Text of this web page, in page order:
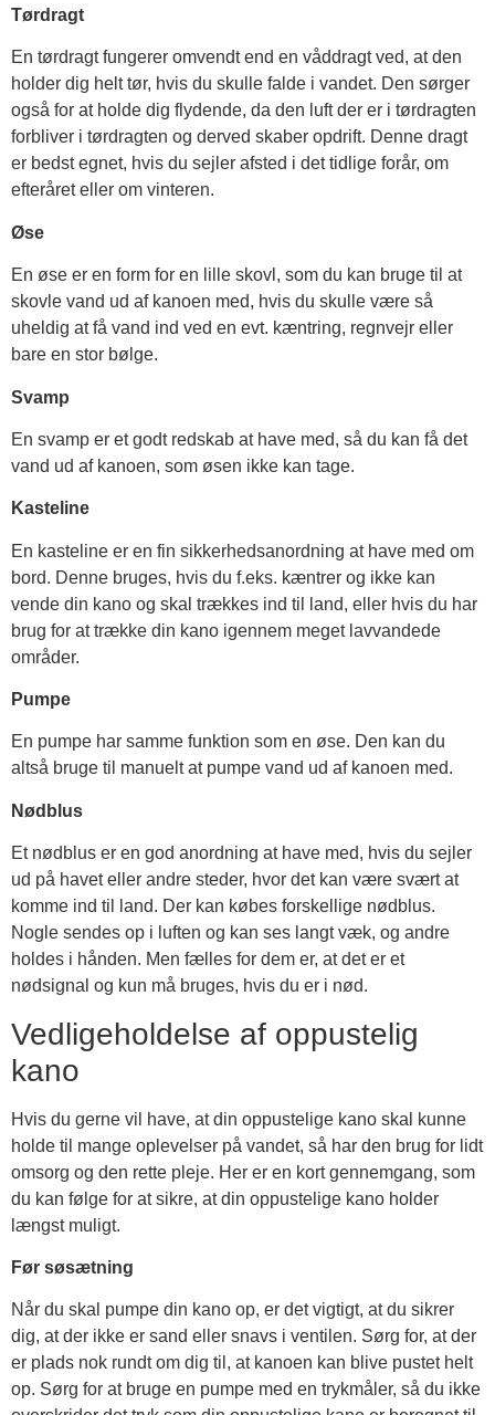
Tørdragt
En tørdragt fungerer omvendt end en våddragt ved, at den
holder dig helt tør, hvis du skulle falde i vandet. Den sørger
også for at holde dig flydende, da den luft der er i tørdragten
forbliver i tørdragten og derved skaber opdrift. Denne dragt
er bedst egnet, hvis du sejler afsted i det tidlige forår, om
efteråret eller om vinteren.
Øse
En øse er en form for en lille skovl, som du kan bruge til at
skovle vand ud af kanoen med, hvis du skulle være så
uheldig at få vand ind ved en evt. kæntring, regnvejr eller
bare en stor bølge.
Svamp
En svamp er et godt redskab at have med, så du kan få det
vand ud af kanoen, som øsen ikke kan tage.
Kasteline
En kasteline er en fin sikkerhedsanordning at have med om
bord. Denne bruges, hvis du f.eks. kæntrer og ikke kan
vende din kano og skal trækkes ind til land, eller hvis du har
brug for at trække din kano igennem meget lavvandede
områder.
Pumpe
En pumpe har samme funktion som en øse. Den kan du
altså bruge til manuelt at pumpe vand ud af kanoen med.
Nødblus
Et nødblus er en god anordning at have med, hvis du sejler
ud på havet eller andre steder, hvor det kan være svært at
komme ind til land. Der kan købes forskellige nødblus.
Nogle sendes op i luften og kan ses langt væk, og andre
holdes i hånden. Men fælles for dem er, at det er et
nødsignal og kun må bruges, hvis du er i nød.
Vedligeholdelse af oppustelig
kano
Hvis du gerne vil have, at din oppustelige kano skal kunne
holde til mange oplevelser på vandet, så har den brug for lidt
omsorg og den rette pleje. Her er en kort gennemgang, som
du kan følge for at sikre, at din oppustelige kano holder
længst muligt.
Før søsætning
Når du skal pumpe din kano op, er det vigtigt, at du sikrer
dig, at der ikke er sand eller snavs i ventilen. Sørg for, at der
er plads nok rundt om dig til, at kanoen kan blive pustet helt
op. Sørg for at bruge en pumpe med en trykmåler, så du ikke